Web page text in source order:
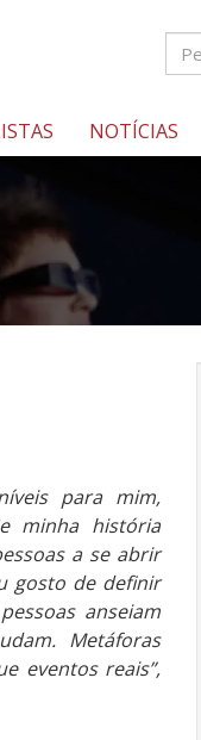
NOTÍCIAS
para mim,
minha história
a se abrir
gosto de definir
anseiam
Metáforas
eventos reais”,